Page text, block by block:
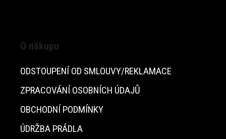
O nákupu
ODSTOUPENÍ OD SMLOUVY/REKLAMACE
ZPRACOVÁNÍ OSOBNÍCH ÚDAJŮ
OBCHODNÍ PODMÍNKY
ÚDRŽBA PRÁDLA